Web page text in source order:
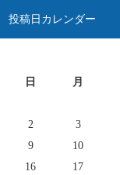
投稿日カレンダー
日 月
2
3
9
10
16
17